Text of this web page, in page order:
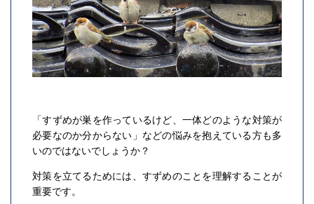
「すずめが巣を作っているけど、一体どのような対策が
必要なのか分からない」などの悩みを抱えている方も多
いのではないでしょうか？
対策を立てるためには、すずめのことを理解することが
重要です。